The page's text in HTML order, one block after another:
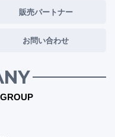
販売パートナー
お問い合わせ